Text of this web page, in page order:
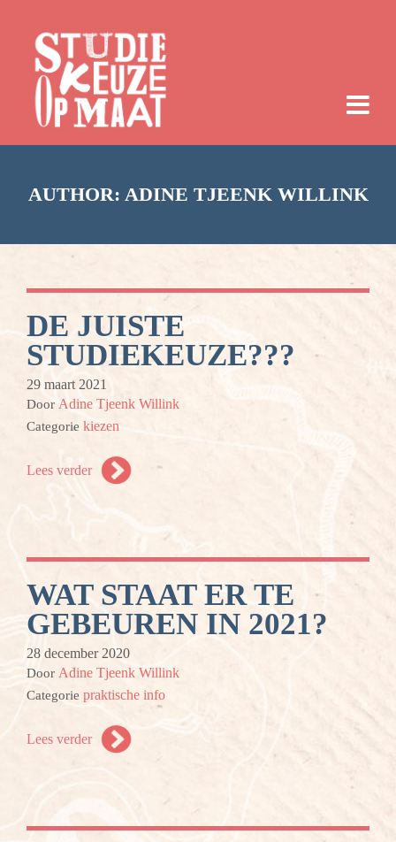
AUTHOR: ADINE TJEENK WILLINK
DE JUISTE
STUDIEKEUZE???
29 maart 2021
Door Adine Tjeenk Willink
Categorie kiezen
Lees verder
WAT STAAT ER TE
GEBEUREN IN 2021?
28 december 2020
Door Adine Tjeenk Willink
Categorie praktische info
Lees verder